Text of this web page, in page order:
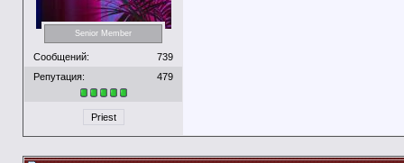
Senior Member
Сообщений:
739
Репутация:
479
Priest